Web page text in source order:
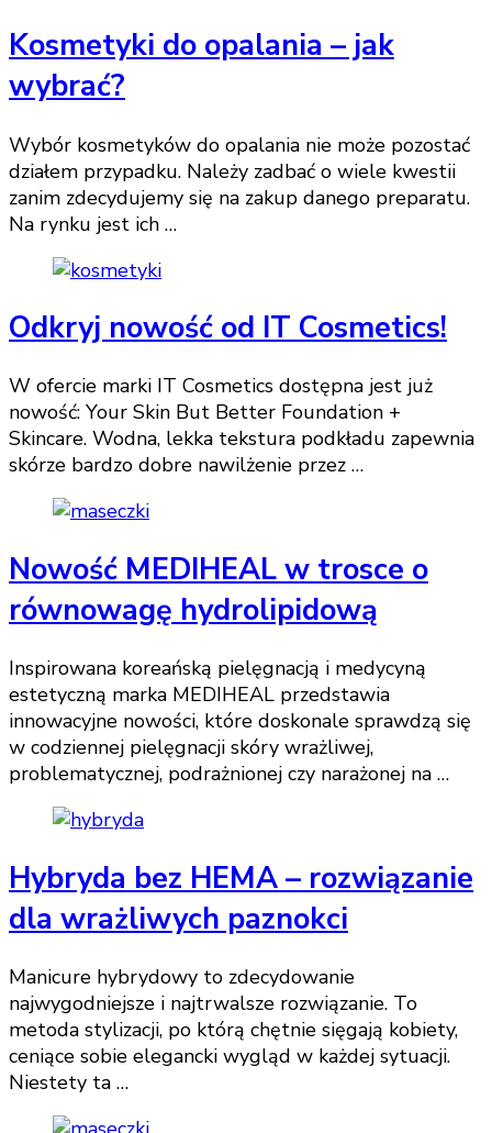
Kosmetyki do opalania – jak
wybrać?
Wybór kosmetyków do opalania nie może pozostać
działem przypadku. Należy zadbać o wiele kwestii
zanim zdecydujemy się na zakup danego preparatu.
Na rynku jest ich …
Odkryj nowość od IT Cosmetics!
W ofercie marki IT Cosmetics dostępna jest już
nowość: Your Skin But Better Foundation +
Skincare. Wodna, lekka tekstura podkładu zapewnia
skórze bardzo dobre nawilżenie przez …
Nowość MEDIHEAL w trosce o
równowagę hydrolipidową
Inspirowana koreańską pielęgnacją i medycyną
estetyczną marka MEDIHEAL przedstawia
innowacyjne nowości, które doskonale sprawdzą się
w codziennej pielęgnacji skóry wrażliwej,
problematycznej, podrażnionej czy narażonej na …
Hybryda bez HEMA – rozwiązanie
dla wrażliwych paznokci
Manicure hybrydowy to zdecydowanie
najwygodniejsze i najtrwalsze rozwiązanie. To
metoda stylizacji, po którą chętnie sięgają kobiety,
ceniące sobie elegancki wygląd w każdej sytuacji.
Niestety ta …